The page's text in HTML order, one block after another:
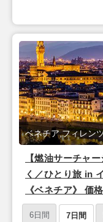
【燃油サーチャ
く／ひとり旅 in
《ベネチア》
朝食付き 7日間
ベネチア,フィレン
6日間 7日間